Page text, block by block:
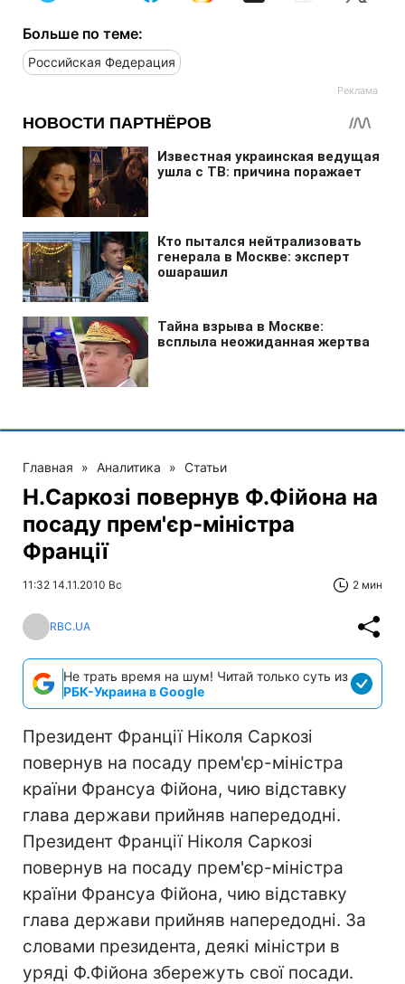
Больше по теме:
Российская Федерация
Главная » Аналитика » Статьи
Н.Саркозі повернув Ф.Фійона на
посаду прем'єр-міністра
Франції
11:32 14.11.2010 Вс 2 мин
RBC.UA
Не трать время на шум! Читай только суть из
РБК-Украина в Google
Президент Франції Ніколя Саркозі
повернув на посаду прем'єр-міністра
країни Франсуа Фійона, чию відставку
глава держави прийняв напередодні.
Президент Франції Ніколя Саркозі
повернув на посаду прем'єр-міністра
країни Франсуа Фійона, чию відставку
глава держави прийняв напередодні. За
словами президента, деякі міністри в
уряді Ф.Фійона збережуть свої посади.